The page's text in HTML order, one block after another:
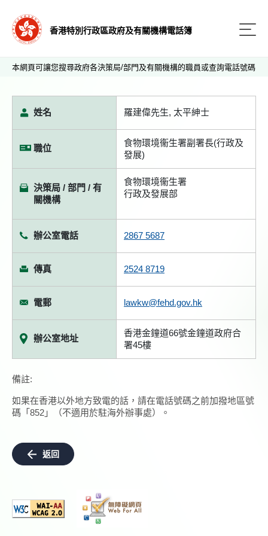
香港特別行政區政府及有關機構電話簿
本網頁可讓您搜尋政府各決策局/部門及有關機構的職員或查詢電話號碼
姓名 羅建偉先生, 太平紳士
職位
食物環境衞生署副署長(行政及
發展)
決策局 / 部門 / 有
關機構
食物環境衞生署
行政及發展部
辦公室電話 2867 5687
傳真 2524 8719
電郵 lawkw@fehd.gov.hk
辦公室地址
香港金鐘道66號金鐘道政府合
署45樓
備註:
如果在香港以外地方致電的話，請在電話號碼之前加撥地區號
碼「852」（不適用於駐海外辦事處）。
返回